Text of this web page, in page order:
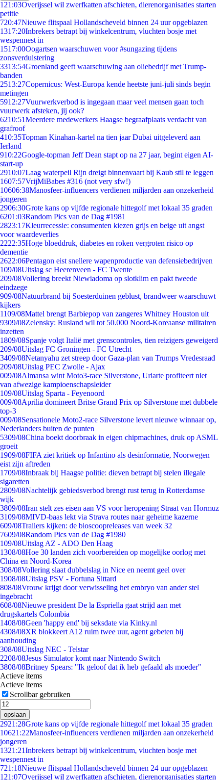
1 21:03Overijssel wil zwerfkatten afschieten, dierenorganisaties starten
petitie
720:47Nieuwe flitspaal Hollandscheveld binnen 24 uur opgeblazen
1317:20Inbrekers betrapt bij winkelcentrum, vluchten bosje met
wespennest in
1517:00Oogartsen waarschuwen voor #sungazing tijdens
zonsverduistering
3313:54Groenland geeft waarschuwing aan oliebedrijf met Trump-
banden
2513:27Copernicus: West-Europa kende heetste juni-juli sinds begin
metingen
5912:27Vuurwerkverbod is ingegaan maar veel mensen gaan toch
vuurwerk afsteken, jij ook?
6210:51Meerdere medewerkers Haagse begraafplaats verdacht van
grafroof
410:35Topman Kinahan-kartel na tien jaar Dubai uitgeleverd aan
Ierland
910:22Google-topman Jeff Dean stapt op na 27 jaar, begint eigen AI-
start-up
2910:07Laag waterpeil Rijn dreigt binnenvaart bij Kaub stil te leggen
1607:57VrijMiBabes #316 (not very sfw!)
10606:38Manosfeer-influencers verdienen miljarden aan onzekerheid
jongeren
2906:30Grote kans op vijfde regionale hittegolf met lokaal 35 graden
6201:03Random Pics van de Dag #1981
2823:17Kleurrecessie: consumenten kiezen grijs en beige uit angst
voor waardeverlies
2222:35Hoge bloeddruk, diabetes en roken vergroten risico op
dementie
2622:06Pentagon eist snellere wapenproductie van defensiebedrijven
109/08Uitslag sc Heerenveen - FC Twente
209/08Vollering breekt Niewiadoma op slotklim en pakt tweede
eindzege
909/08Natuurbrand bij Soesterduinen geblust, brandweer waarschuwt
kijkers
1109/08Mattel brengt Barbiepop van zangeres Whitney Houston uit
9309/08Zelensky: Rusland wil tot 50.000 Noord-Koreaanse militairen
inzetten
1809/08Spanje volgt Italië met grenscontroles, tien reizigers geweigerd
209/08Uitslag FC Groningen - FC Utrecht
3409/08Netanyahu zet streep door Gaza-plan van Trumps Vredesraad
209/08Uitslag PEC Zwolle - Ajax
009/08Almansa wint Moto3-race Silverstone, Uriarte profiteert niet
van afwezige kampioenschapsleider
109/08Uitslag Sparta - Feyenoord
009/08Aprilia domineert Britse Grand Prix op Silverstone met dubbele
top-3
009/08Sensationele Moto2-race Silverstone levert nieuwe winnaar op,
Nederlanders buiten de punten
5309/08China boekt doorbraak in eigen chipmachines, druk op ASML
groeit
1909/08FIFA ziet kritiek op Infantino als desinformatie, Noorwegen
eist zijn aftreden
1709/08Inbraak bij Haagse politie: dieven betrapt bij stelen illegale
sigaretten
2809/08Nachtelijk gebiedsverbod brengt rust terug in Rotterdamse
wijk
3809/08Iran stelt zes eisen aan VS voor heropening Straat van Hormuz
3109/08MIVD-baas lekt via Strava routes naar geheime kazerne
609/08Trailers kijken: de bioscoopreleases van week 32
7609/08Random Pics van de Dag #1980
109/08Uitslag AZ - ADO Den Haag
1308/08Hoe 30 landen zich voorbereiden op mogelijke oorlog met
China en Noord-Korea
308/08Vollering slaat dubbelslag in Nice en neemt geel over
1908/08Uitslag PSV - Fortuna Sittard
808/08Vrouw krijgt door verwisseling het embryo van ander stel
ingebracht
608/08Nieuwe president De la Espriella gaat strijd aan met
drugskartels Colombia
1408/08Geen 'happy end' bij seksdate via Kinky.nl
4308/08XR blokkeert A12 ruim twee uur, agent gebeten bij
aanhouding
308/08Uitslag NEC - Telstar
2208/08Jesus Simulator komt naar Nintendo Switch
3808/08Britney Spears: "Ik geloof dat ik heb gefaald als moeder"
Actieve items
Actieve items
Scrollbar gebruiken
opslaan
2921:28Grote kans op vijfde regionale hittegolf met lokaal 35 graden
10621:22Manosfeer-influencers verdienen miljarden aan onzekerheid
jongeren
1321:21Inbrekers betrapt bij winkelcentrum, vluchten bosje met
wespennest in
721:18Nieuwe flitspaal Hollandscheveld binnen 24 uur opgeblazen
1 21:07Overijssel wil zwerfkatten afschieten, dierenorganisaties starten